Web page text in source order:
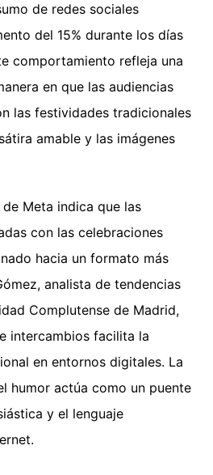
de redes sociales
del 15% durante los días
comportamiento refleja una
en que las audiencias
las festividades tradicionales
amable y las imágenes
Meta indica que las
con las celebraciones
hacia un formato más
analista de tendencias
Complutense de Madrid,
intercambios facilita la
en entornos digitales. La
humor actúa como un puente
y el lenguaje